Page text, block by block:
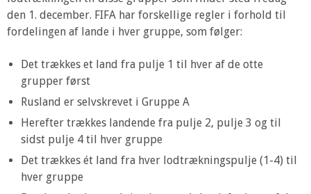
den 1. december. FIFA har forskellige regler i forhold til
fordelingen af lande i hver gruppe, som følger:
Det trækkes et land fra pulje 1 til hver af de otte
grupper først
Rusland er selvskrevet i Gruppe A
Herefter trækkes landende fra pulje 2, pulje 3 og til
sidst pulje 4 til hver gruppe
Det trækkes ét land fra hver lodtrækningspulje (1-4) til
hver gruppe